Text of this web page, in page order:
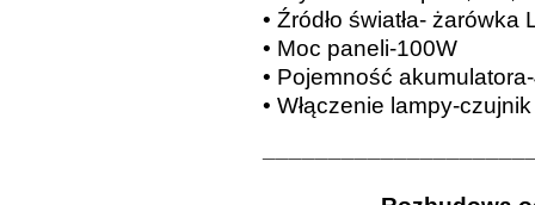
• Źródło światła- żarówka
• Moc paneli-100W
• Pojemność akumulatora-
• Włączenie lampy-